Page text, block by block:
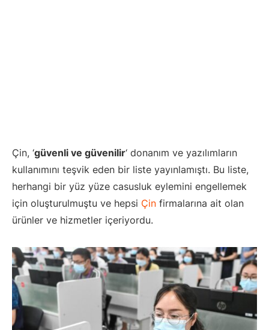
Çin, ‘güvenli ve güvenilir‘ donanım ve yazılımların
kullanımını teşvik eden bir liste yayınlamıştı. Bu liste,
herhangi bir yüz yüze casusluk eylemini engellemek
için oluşturulmuştu ve hepsi Çin firmalarına ait olan
ürünler ve hizmetler içeriyordu.